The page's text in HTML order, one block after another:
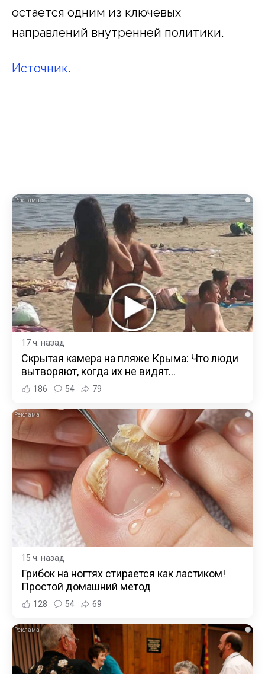
остается одним из ключевых
направлений внутренней политики.
Источник.
i
17 ч. назад
Скрытая камера на пляже Крыма: Что люди
вытворяют, когда их не видят...
186 54 79
i
15 ч. назад
Грибок на ногтях стирается как ластиком!
Простой домашний метод
128 54 69
i